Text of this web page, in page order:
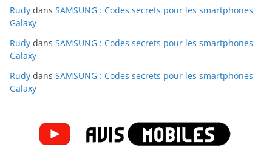
Rudy dans SAMSUNG : Codes secrets pour les smartphones
Galaxy
Rudy dans SAMSUNG : Codes secrets pour les smartphones
Galaxy
Rudy dans SAMSUNG : Codes secrets pour les smartphones
Galaxy